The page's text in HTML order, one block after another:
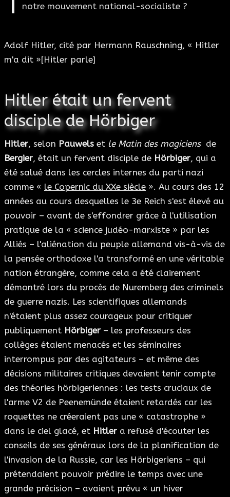
notre mouvement national-socialiste ?
Adolf Hitler, cité par Hermann Rauschning, « Hitler
m'a dit »[Hitler parle]
Hitler était un fervent
disciple de Hörbiger
Hitler, selon Pauwels et le Matin des magiciens de
Bergier, était un fervent disciple de Hörbiger, qui a
été salué dans les cercles internes du parti nazi
comme « le Copernic du XXe siècle ». Au cours des 12
années au cours desquelles le 3e Reich s'est élevé au
pouvoir – avant de s'effondrer grâce à l'utilisation
pratique de la « science judéo-marxiste » par les
Alliés – l'aliénation du peuple allemand vis-à-vis de
la pensée orthodoxe l'a transformé en une véritable
nation étrangère, comme cela a été clairement
démontré lors du procès de Nuremberg des criminels
de guerre nazis. Les scientifiques allemands
n'étaient plus assez courageux pour critiquer
publiquement Hörbiger – les professeurs des
collèges étaient menacés et les séminaires
interrompus par des agitateurs – et même des
décisions militaires critiques devaient tenir compte
des théories hörbigeriennes : les tests cruciaux de
l'arme V2 de Peenemünde étaient retardés car les
roquettes ne créeraient pas une « catastrophe »
dans le ciel glacé, et Hitler a refusé d'écouter les
conseils de ses généraux lors de la planification de
l'invasion de la Russie, car les Hörbigeriens – qui
prétendaient pouvoir prédire le temps avec une
grande précision – avaient prévu « un hiver